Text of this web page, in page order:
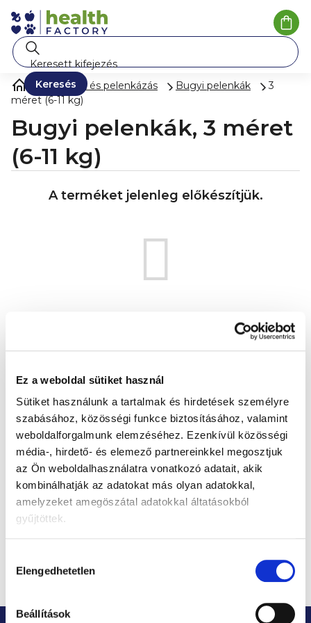
Ez a weboldal sütiket használ
Sütiket használunk a tartalmak és hirdetések személyre
szabásához, közösségi funkce biztosításához, valamint
weboldalforgalmunk elemzéséhez. Ezenkívül közösségi
média-, hirdető- és elemező partnereinkkel megosztjuk
az Ön weboldalhasználatra vonatkozó adatait, akik
kombinálhatják az adatokat más olyan adatokkal,
amelyzeket amegöszátal adatokkal áltatásokból
gyűjtöttek.
kiválasztása
Elengedhetetlen
Beállítások
tartalomhoz
Keresés
Pelenkák és pelenkázás Bugyi pelenkák
3
méret (6-11 kg)
Bugyi pelenkák, 3 méret
(6-11 kg)
A terméket jelenleg előkészítjük.
De a többi kategóriát is megtekintheti.
Vásárlás folytatása
Hivatalos webáruház
A Kendamil, a Ella's Kitchen, a Good Goutés, a
Salvest a Muumi Baby kizárólagos
forgalmazójaként mindig teljes választékkal
rendelkezünk.
A babatáplálkozás és a pelenkázás szakértője
Tökéletesen ismerjük termékeinket. Ne féljenek
kérdezni tőlünk bármit.
Minden megrendelést gyorsan és megbízhatóan
kiszállítunk.